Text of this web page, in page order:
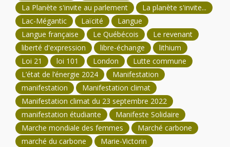
La Planète s'invite au parlement
La planète s'invite...
Lac-Mégantic
Laïcité
Langue
Langue française
Le Québécois
Le revenant
liberté d'expression
libre-échange
lithium
Loi 21
loi 101 London
Lutte commune
L’état de l’énergie 2024
Manifestation
manifestation
Manifestation climat
Manifestation climat du 23 septembre 2022
manifestation étudiante
Manifeste Solidaire
Marche mondiale des femmes
Marché carbone
marché du carbone
Marie-Victorin